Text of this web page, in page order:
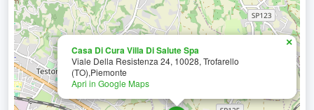
Casa Di Cura Villa Di Salute Spa
Viale Della Resistenza 24, 10028, Trofarello
(TO),Piemonte
Apri in Google Maps
×